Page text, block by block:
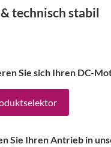
technisch stabil
Sie sich Ihren DC-
Sie Ihren Antrieb in